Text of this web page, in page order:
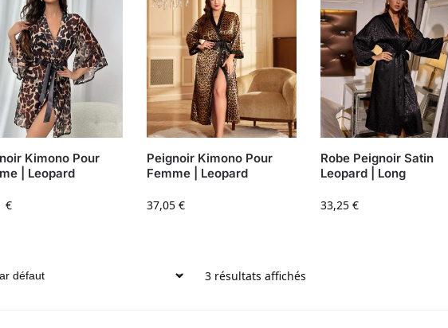
Kimono Pour
| Leopard
€
Peignoir Kimono Pour
Femme | Leopard
37,05€
Robe Peignoir Satin
Leopard | Long
33,25€
3 résultats affichés